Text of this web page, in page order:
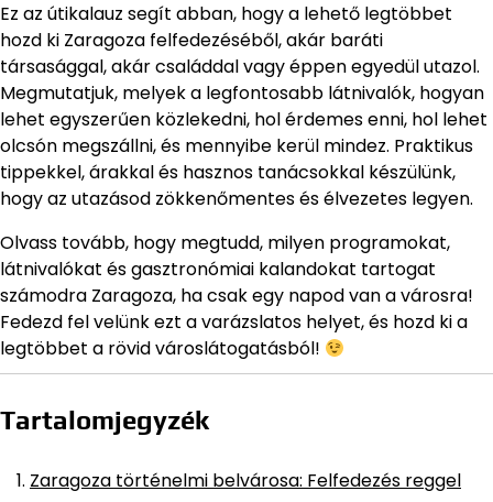
Ez az útikalauz segít abban, hogy a lehető legtöbbet
hozd ki Zaragoza felfedezéséből, akár baráti
társasággal, akár családdal vagy éppen egyedül utazol.
Megmutatjuk, melyek a legfontosabb látnivalók, hogyan
lehet egyszerűen közlekedni, hol érdemes enni, hol lehet
olcsón megszállni, és mennyibe kerül mindez. Praktikus
tippekkel, árakkal és hasznos tanácsokkal készülünk,
hogy az utazásod zökkenőmentes és élvezetes legyen.
Olvass tovább, hogy megtudd, milyen programokat,
látnivalókat és gasztronómiai kalandokat tartogat
számodra Zaragoza, ha csak egy napod van a városra!
Fedezd fel velünk ezt a varázslatos helyet, és hozd ki a
legtöbbet a rövid városlátogatásból!
Tartalomjegyzék
Zaragoza történelmi belvárosa: Felfedezés reggel